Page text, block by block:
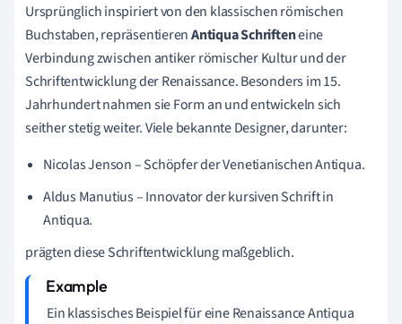
Ursprünglich inspiriert von den klassischen römischen
Buchstaben, repräsentierenAntiqua Schrifteneine
Verbindung zwischen antiker römischer Kultur und der
Schriftentwicklung der Renaissance. Besonders im 15.
Jahrhundert nahmen sie Form an und entwickeln sich
seither stetig weiter. Viele bekannte Designer, darunter:
Nicolas Jenson – Schöpfer der Venetianischen Antiqua.
Aldus Manutius – Innovator der kursiven Schrift in
Antiqua.
prägten diese Schriftentwicklung maßgeblich.
Ein klassisches Beispiel für eine Renaissance Antiqua